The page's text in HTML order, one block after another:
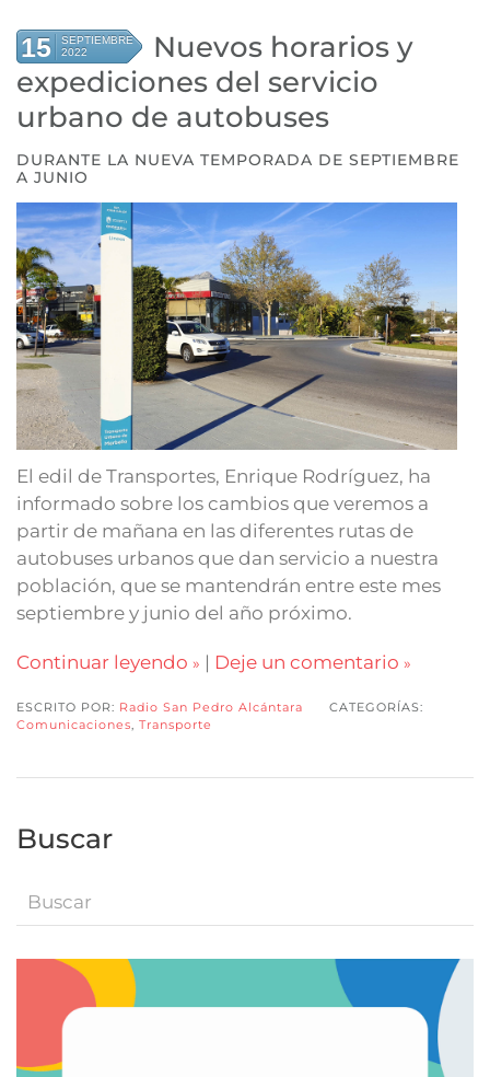
15
SEPTIEMBRE
2022
Nuevos horarios y
expediciones del servicio
urbano de autobuses
DURANTE LA NUEVA TEMPORADA DE SEPTIEMBRE
A JUNIO
El edil de Transportes, Enrique Rodríguez, ha
informado sobre los cambios que veremos a
partir de mañana en las diferentes rutas de
autobuses urbanos que dan servicio a nuestra
población, que se mantendrán entre este mes
septiembre y junio del año próximo.
Continuar leyendo | Deje un comentario
ESCRITO POR: Radio San Pedro Alcántara
CATEGORÍAS:
Comunicaciones, Transporte
Buscar